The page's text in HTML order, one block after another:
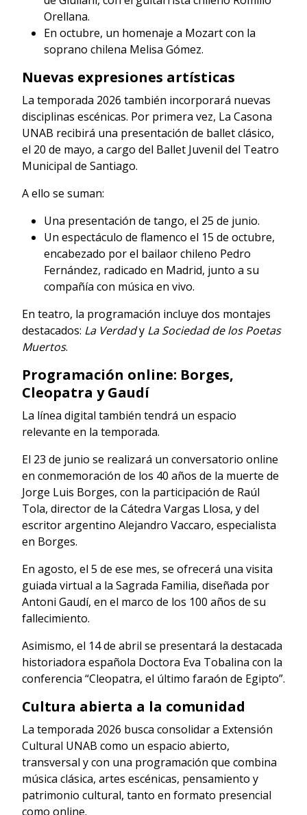
Orellana.
En octubre, un homenaje a Mozart con la
soprano chilena Melisa Gómez.
Nuevas expresiones artísticas
La temporada 2026 también incorporará nuevas
disciplinas escénicas. Por primera vez, La Casona
UNAB recibirá una presentación de ballet clásico,
el 20 de mayo, a cargo del Ballet Juvenil del Teatro
Municipal de Santiago.
A ello se suman:
Una presentación de tango, el 25 de junio.
Un espectáculo de flamenco el 15 de octubre,
encabezado por el bailaor chileno Pedro
Fernández, radicado en Madrid, junto a su
compañía con música en vivo.
En teatro, la programación incluye dos montajes
destacados: La Verdady La Sociedad de los Poetas
Muertos.
Programación online: Borges,
Cleopatra y Gaudí
La línea digital también tendrá un espacio
relevante en la temporada.
El 23 de junio se realizará un conversatorio online
en conmemoración de los 40 años de la muerte de
Jorge Luis Borges, con la participación de Raúl
Tola, director de la Cátedra Vargas Llosa, y del
escritor argentino Alejandro Vaccaro, especialista
en Borges.
En agosto, el 5 de ese mes, se ofrecerá una visita
guiada virtual a la Sagrada Familia, diseñada por
Antoni Gaudí, en el marco de los 100 años de su
fallecimiento.
Asimismo, el 14 de abril se presentará la destacada
historiadora española Doctora Eva Tobalina con la
conferencia “Cleopatra, el último faraón de Egipto”.
Cultura abierta a la comunidad
La temporada 2026 busca consolidar a Extensión
Cultural UNAB como un espacio abierto,
transversal y con una programación que combina
música clásica, artes escénicas, pensamiento y
patrimonio cultural, tanto en formato presencial
como online.